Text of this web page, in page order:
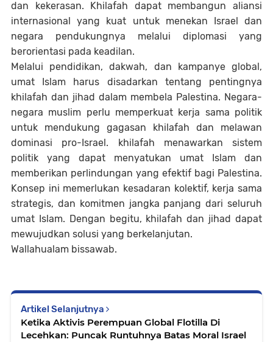
dan kekerasan. Khilafah dapat membangun aliansi
internasional yang kuat untuk menekan Israel dan
negara pendukungnya melalui diplomasi yang
berorientasi pada keadilan.
Melalui pendidikan, dakwah, dan kampanye global,
umat Islam harus disadarkan tentang pentingnya
khilafah dan jihad dalam membela Palestina. Negara-
negara muslim perlu memperkuat kerja sama politik
untuk mendukung gagasan khilafah dan melawan
dominasi pro-Israel. khilafah menawarkan sistem
politik yang dapat menyatukan umat Islam dan
memberikan perlindungan yang efektif bagi Palestina.
Konsep ini memerlukan kesadaran kolektif, kerja sama
strategis, dan komitmen jangka panjang dari seluruh
umat Islam. Dengan begitu, khilafah dan jihad dapat
mewujudkan solusi yang berkelanjutan.
Wallahualam bissawab.
Artikel Selanjutnya
Ketika Aktivis Perempuan Global Flotilla Di
Lecehkan: Puncak Runtuhnya Batas Moral Israel